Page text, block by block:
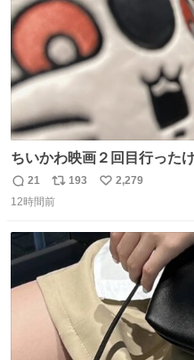
ちいかわ映画２回目行った
かった 許せねえ
返
信
21
リ
ポ
ト
193
い
数
2,279
12時間前